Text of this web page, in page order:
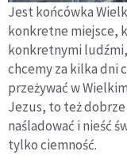
Jest końcówka
konkretne miejsce,
konkretnymi
chcemy za kilka dni
przeżywać w
Jezus, to też
naśladować i nieść
tylko ciemność.